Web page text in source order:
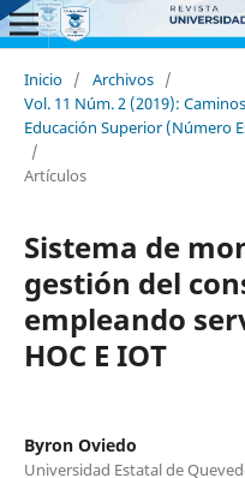
Inicio / Archivos /
Vol. 11 Núm. 2 (2019):
Educación Superior (Número
/
Artículos
Sistema de
gestión del
empleando
HOC E IOT
Byron Oviedo
Universidad Estatal de